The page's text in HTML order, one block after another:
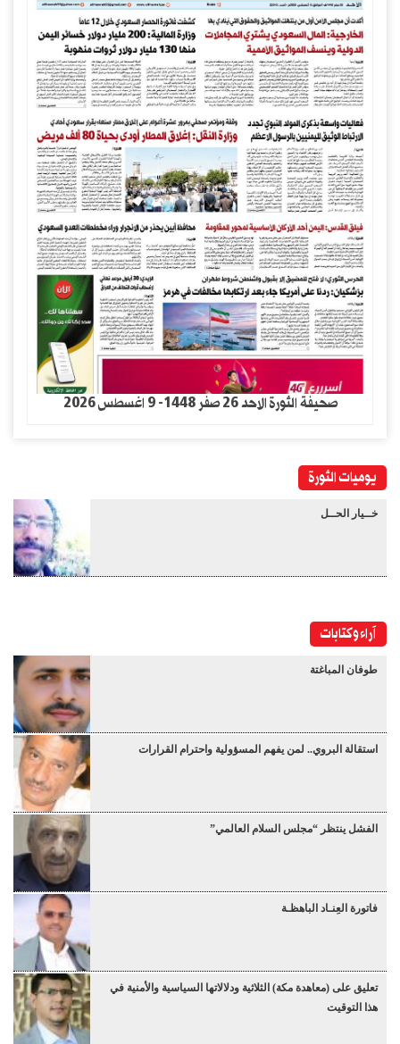
صحيفة الثورة الاحد 26 صفر 1448- 9 اغسطس 2026
يوميات الثورة
خــيار الحــل
آراء وكتابات
طوفان المباغتة
استقالة البروي.. لمن يفهم المسؤولية واحترام القرارات
الفشل ينتظر “مجلس السلام العالمي”
فاتورة العِنـاد الباهظـة
تعليق على (معاهدة مكة) الثلاثية ودلالاتها السياسية والأمنية في
هذا التوقيت